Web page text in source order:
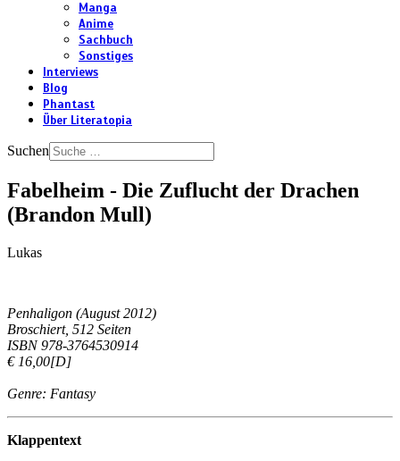
Manga
Anime
Sachbuch
Sonstiges
Interviews
Blog
Phantast
Über Literatopia
Suchen
Fabelheim - Die Zuflucht der Drachen
(Brandon Mull)
Lukas
Penhaligon (August 2012)
Broschiert, 512 Seiten
ISBN 978-3764530914
€ 16,00[D]
Genre: Fantasy
Klappentext